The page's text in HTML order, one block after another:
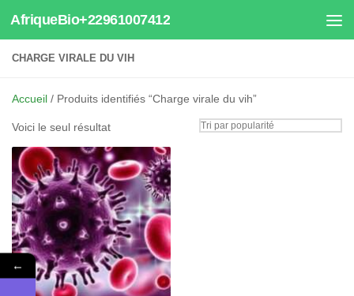
Au dessous du contenu
AfriqueBio+22961007412
CHARGE VIRALE DU VIH
Accueil / Produits identifiés “Charge virale du vih”
Voici le seul résultat
←